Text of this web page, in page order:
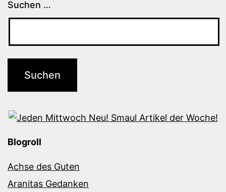
Suchen …
Blogroll
Achse des Guten
Aranitas Gedanken